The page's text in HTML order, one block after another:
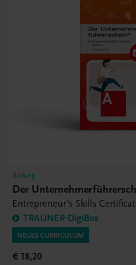
Bildung
Der
Entrepreneur's Skills
TRAUNER-DigiBox
NEUES CURRICULUM
€ 18,20